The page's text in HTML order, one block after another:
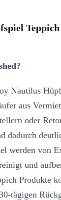
Teppich
Nautilus
aus
oder
dadurch
werden von
und
Produkte
tägigen